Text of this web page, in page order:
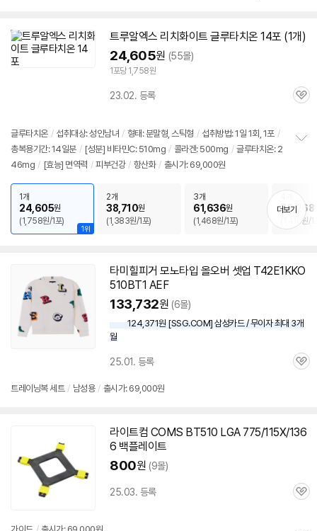
트루알엑스 리치화이트 글루타치온 14포 (1개)
24,605원 (55몰)
1포당 1,758원
23.02. 등록
관
글루타치온 / 섭취대상: 성인남녀 / 형태: 분말형, 스틱형 / 섭취방법: 1일 1회, 1포 /
총복용기간: 14일분 / [성분] 비타민C: 510mg / 콜라겐: 500mg / 글루타치온: 2
46mg / [효능] 면역력 / 피부건강 / 항산화 / 출시가: 69,000원
기
1위
1개
24,605원
(1,758원/1포)
2개
38,710원
(1,383원/1포)
3개
61,636원
(1,468원/1포)
79,268
(1,416원/1
더보기
타미힐피거 모노타입 올오버 셋업 T42E1KKO
510BT1 AEF
133,732원 (6몰)
124,371원 [SSG.COM] 삼성카드 / 무이자 최대 3개
월
25.01. 등록
관
트레이닝복 세트 / 남성용 / 출시가: 69,000원
라이트컴 COMS BT510 LGA 775/115X/136
6 백플레이트
800원 (9몰)
25.03. 등록
관